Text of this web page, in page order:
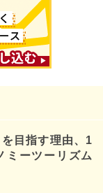
目指す理由、1
ミーツーリズム